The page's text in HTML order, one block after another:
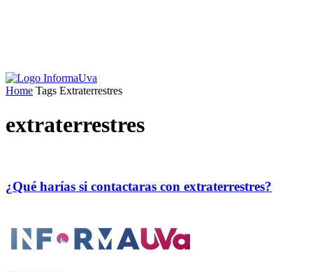
Home Tags Extraterrestres
extraterrestres
¿Qué harías si contactaras con extraterrestres?